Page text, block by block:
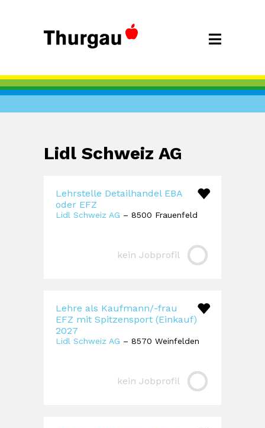
Lidl Schweiz AG
Lehrstelle Detailhandel EBA
oder EFZ
Lidl Schweiz AG – 8500 Frauenfeld
kein Jobprofil
Lehre als Kaufmann/-frau
EFZ mit Spitzensport (Einkauf)
2027
Lidl Schweiz AG – 8570 Weinfelden
kein Jobprofil